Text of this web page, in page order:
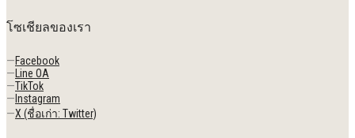
โซเชียลของเรา
—Facebook
— Line OA
—TikTok
— Instagram
—X (ชื่อเก่า: Twitter)